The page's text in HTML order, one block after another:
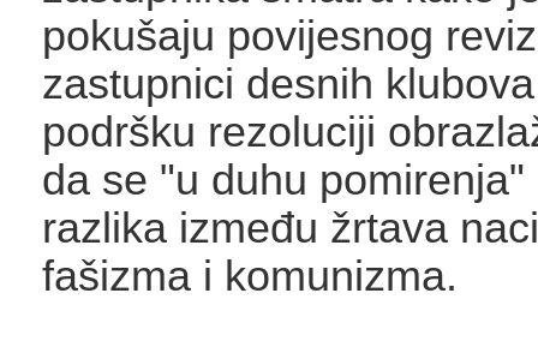
pokušaju povijesnog
zastupnici desnih
podršku rezoluciji
da se "u duhu pomirenja"
razlika između žrtava
fašizma i komunizma.